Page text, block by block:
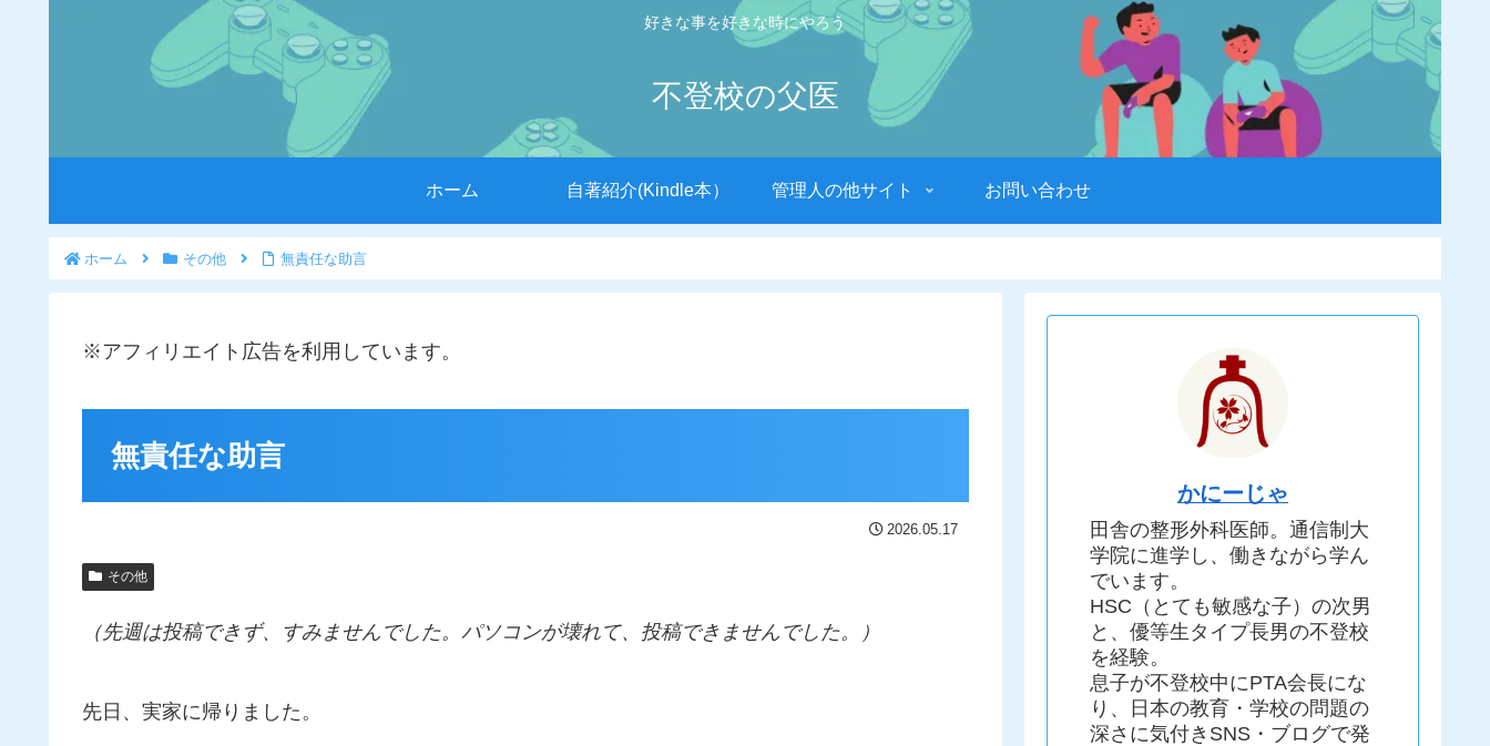
好きな事を好きな時にやろう
不登校の父医
ホーム 自著紹介(Kindle本） 管理人の他サイト お問い合わせ
ホーム その他 無責任な助言
※アフィリエイト広告を利用しています。
無責任な助言
2026.05.17
その他
（先週は投稿できず、すみませんでした。パソコンが壊れて、投稿できませんでした。）
先日、実家に帰りました。
かにーじゃ
田舎の整形外科医師。通信制大
学院に進学し、働きながら学ん
でいます。
HSC（とても敏感な子）の次男
と、優等生タイプ長男の不登校
を経験。
息子が不登校中にPTA会長にな
り、日本の教育・学校の問題の
深さに気付きSNS・ブログで発